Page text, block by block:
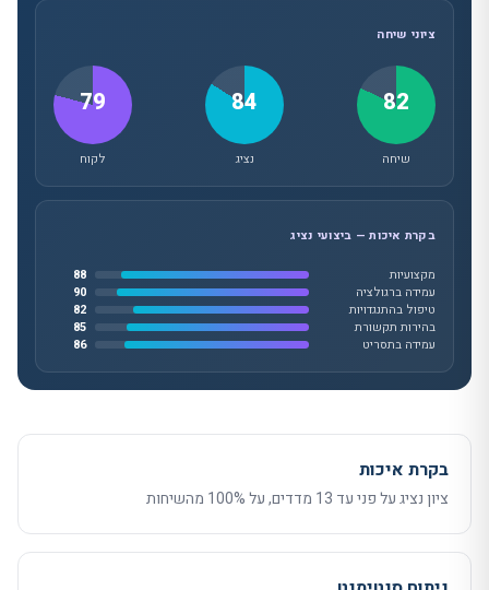
ציוני שיחה
82
שיחה
84
נציג
79
לקוח
בקרת איכות — ביצועי נציג
מקצועיות
88
עמידה ברגולציה
90
טיפול בהתנגדויות
82
בהירות תקשורת
85
עמידה בתסריט
86
בקרת איכות
ציון נציג על פני עד 13 מדדים, על 100% מהשיחות